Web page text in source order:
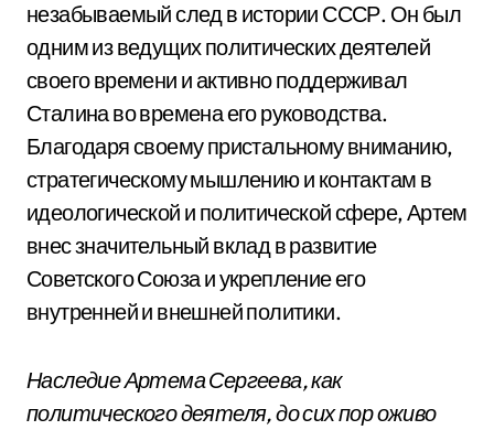
незабываемый след в истории СССР. Он был
одним из ведущих политических деятелей
своего времени и активно поддерживал
Сталина во времена его руководства.
Благодаря своему пристальному вниманию,
стратегическому мышлению и контактам в
идеологической и политической сфере, Артем
внес значительный вклад в развитие
Советского Союза и укрепление его
внутренней и внешней политики.
Наследие Артема Сергеева, как
политического деятеля, до сих пор оживо